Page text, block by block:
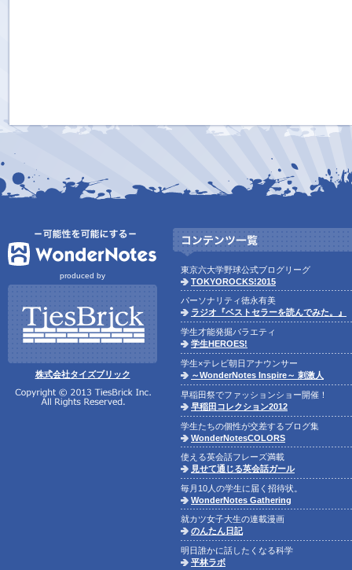
produced by
株式会社タイズブリック
東京六大学野球公式ブログリーグ
TOKYOROCKS!2015
パーソナリティ徳永有美
ラジオ『ベストセラーを読んでみた。』
学生才能発掘バラエティ
学生HEROES!
学生×テレビ朝日アナウンサー
～WonderNotes Inspire～ 刺激人
早稲田祭でファッションショー開催！
早稲田コレクション2012
学生たちの個性が交差するブログ集
WonderNotesCOLORS
使える英会話フレーズ満載
見せて通じる英会話ガール
毎月10人の学生に届く招待状。
WonderNotes Gathering
就カツ女子大生の連載漫画
のんたん日記
明日誰かに話したくなる科学
平林ラボ